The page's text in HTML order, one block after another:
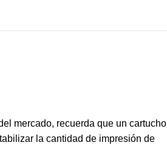
mercado, recuerda que un cartucho
la cantidad de impresión de